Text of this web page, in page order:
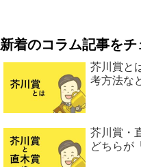
新着のコラム記事をチ
芥川賞と
考方法な
芥川賞・
どちらが